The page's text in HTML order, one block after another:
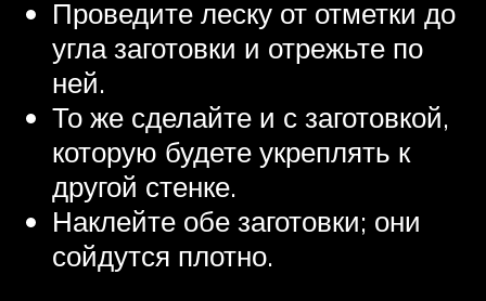
Проведите леску от отметки до
угла заготовки и отрежьте по
ней.
То же сделайте и с заготовкой,
которую будете укреплять к
другой стенке.
Наклейте обе заготовки; они
сойдутся плотно.